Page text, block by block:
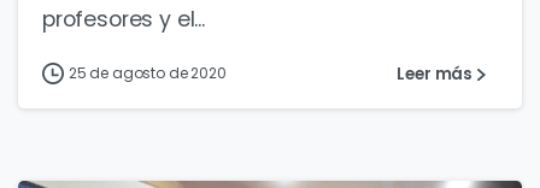
profesores y el...
25 de agosto de 2020 Leer más